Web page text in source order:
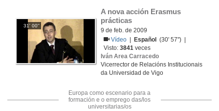
31' 00''
A nova acción Erasmus
prácticas
9 de feb. de 2009
Vídeo
Español
(30' 57'') |
Visto:3841 veces
Iván Area Carracedo
Vicerrector de Relacións Institucionais
da Universidad de Vigo
Europa como escenario para a
formación e o emprego das/los
universitarias/os